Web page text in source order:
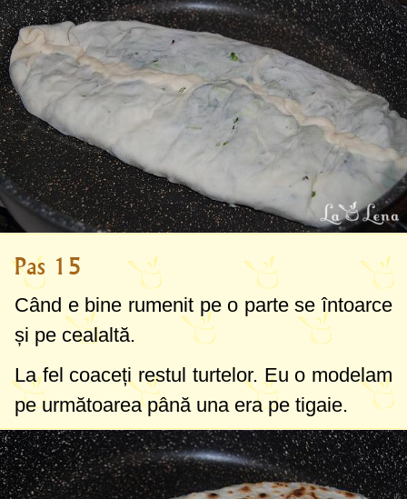
Pas 15
Când e bine rumenit pe o parte se întoarce
și pe cealaltă.
La fel coaceți restul turtelor. Eu o modelam
pe următoarea până una era pe tigaie.